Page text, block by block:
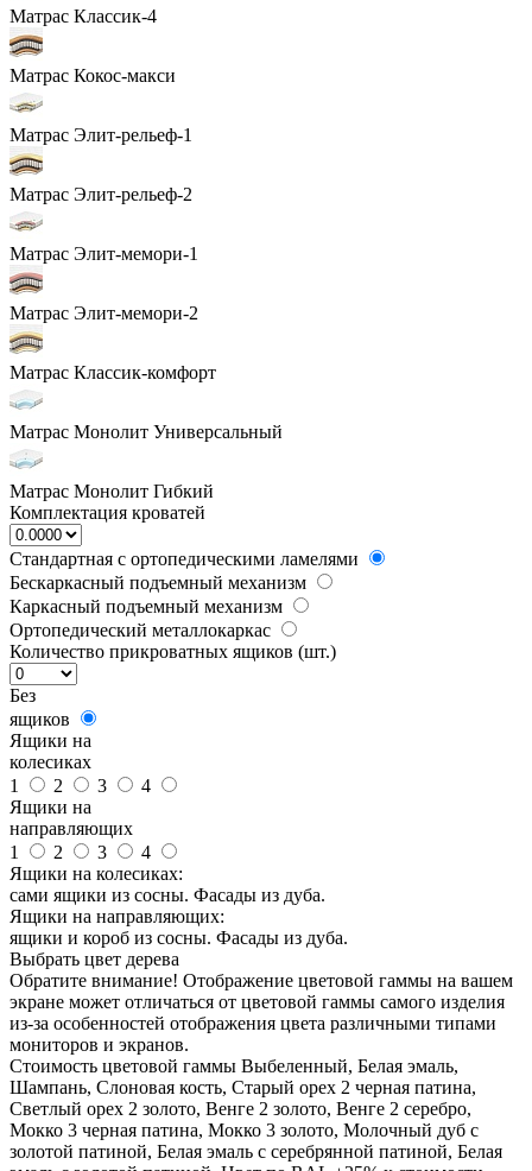
Матрас Классик-4
Матрас Кокос-макси
Матрас Элит-рельеф-1
Матрас Элит-рельеф-2
Матрас Элит-мемори-1
Матрас Элит-мемори-2
Матрас Классик-комфорт
Матрас Монолит Универсальный
Матрас Монолит Гибкий
Комплектация кроватей
Стандартная с ортопедическими ламелями
Бескаркасный подъемный механизм
Каркасный подъемный механизм
Ортопедический металлокаркас
Количество прикроватных ящиков (шт.)
Без
ящиков
Ящики на
колесиках
1
2 3
4
Ящики на
направляющих
1
2 3
4
Ящики на колесиках:
сами ящики из сосны. Фасады из дуба.
Ящики на направляющих:
ящики и короб из сосны. Фасады из дуба.
Выбрать цвет дерева
Обратите внимание! Отображение цветовой гаммы на вашем
экране может отличаться от цветовой гаммы самого изделия
из-за особенностей отображения цвета различными типами
мониторов и экранов.
Стоимость цветовой гаммы Выбеленный, Белая эмаль,
Шампань, Слоновая кость, Старый орех 2 черная патина,
Светлый орех 2 золото, Венге 2 золото, Венге 2 серебро,
Мокко 3 черная патина, Мокко 3 золото, Молочный дуб с
золотой патиной, Белая эмаль с серебрянной патиной, Белая